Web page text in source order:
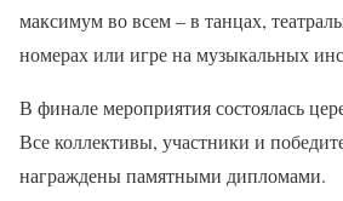
максимум во всем – в танцах,
номерах или игре на музыкальных
В финале мероприятия состоялась
Все коллективы, участники и
награждены памятными дипломами.